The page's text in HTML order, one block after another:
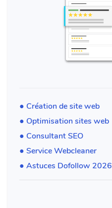
● Création de site web
● Optimisation sites web
● Consultant SEO
● Service Webcleaner
● Astuces Dofollow 2026